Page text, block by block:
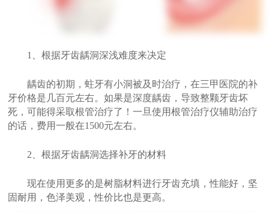
1、根据牙齿龋洞深浅难度来决定
龋齿的初期，蛀牙有小洞被及时治疗，在三甲医院的补
牙价格是几百元左右。如果是深度龋齿，导致整颗牙齿坏
死，可能得采取根管治疗了！一旦使用根管治疗仪辅助治疗
的话，费用一般在1500元左右。
2、根据牙齿龋洞选择补牙的材料
现在使用更多的是树脂材料进行牙齿充填，性能好，坚
固耐用，色泽美观，性价比也是更高。